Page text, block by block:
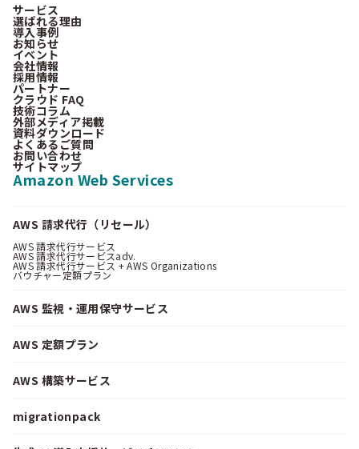
サービス
選ばれる理由
導入事例
お知らせ
イベント
会社情報
採用情報
パートナー
クラウド FAQ
技術コラム
外部メディア掲載
資料ダウンロード
よくあるご質問
お問い合わせ
サイトマップ
Amazon Web Services
AWS 請求代行（リセール）
AWS 請求代行サービス
AWS 請求代行サービスadv.
AWS 請求代行サービス + AWS Organizations
バウチャー定額プラン
AWS 監視・運用保守サービス
AWS 定額プラン
AWS 構築サービス
migrationpack